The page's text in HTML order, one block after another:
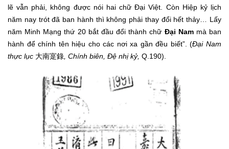
lẽ vẫn phải, không được nói hai chữ Đại Việt. Còn Hiệp kỷ lịch
năm nay trót đã ban hành thì không phải thay đổi hết thảy… Lấy
năm Minh Mạng thứ 20 bắt đầu đổi thành chữ Đại Nammà ban
hành để chính tên hiệu cho các nơi xa gần đều biết”. (Đại Nam
thực lục 大南寔錄, Chính biên, Đệ nhị kỷ, Q.190).